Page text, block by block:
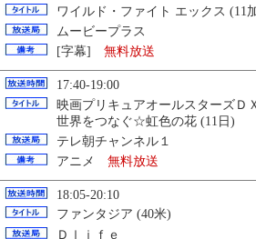
ワイルド・ファイト エックス (11
ムービープラス
[字幕] 無料放送
17:40-19:00
映画プリキュアオールスターズＤ
世界をつなぐ☆虹色の花 (11日)
テレ朝チャンネル１
アニメ 無料放送
18:05-20:10
ファンタジア (40米)
Ｄｌｉｆｅ